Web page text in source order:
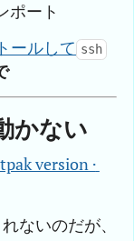
ポート
ールして ssh
かない
version ·
ないのだが、